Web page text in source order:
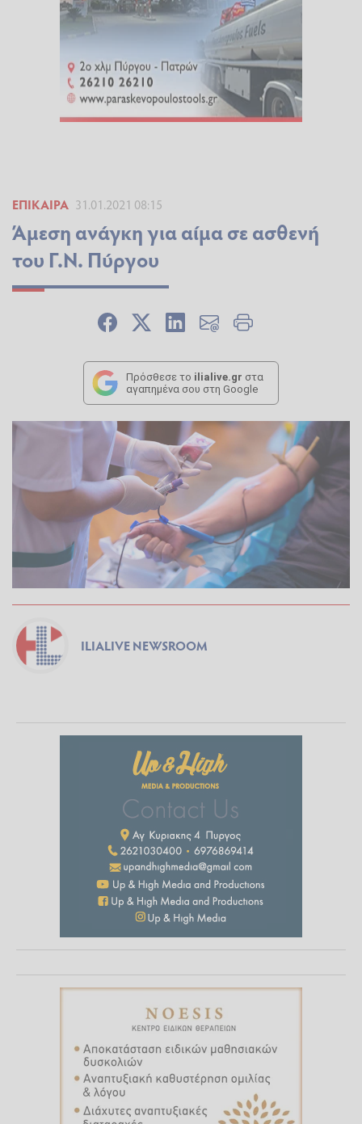
ΕΠΊΚΑΙΡΑ 31.01.2021 08:15
Άμεση ανάγκη για αίμα σε ασθενή
του Γ.Ν. Πύργου
Πρόσθεσε το ilialive.gr στα
αγαπημένα σου στη Google
ILIALIVE NEWSROOM